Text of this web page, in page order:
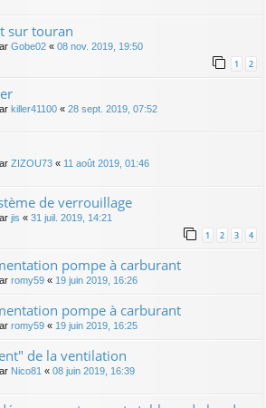
sur touran
Gobe02 « 08 nov. 2019, 19:50
1 2
killer41100 « 28 sept. 2019, 07:52
ZIZOU73 « 11 août 2019, 01:46
de verrouillage
jis « 31 juil. 2019, 14:21
1 2 3 4
pompe à carburant
romy59 « 19 juin 2019, 16:26
pompe à carburant
romy59 « 19 juin 2019, 16:25
de la ventilation
Nico81 « 08 juin 2019, 16:39